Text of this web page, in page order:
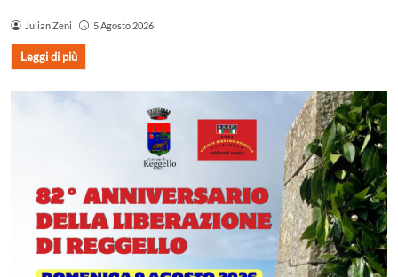
Julian Zeni 5 Agosto 2026
Leggi di più